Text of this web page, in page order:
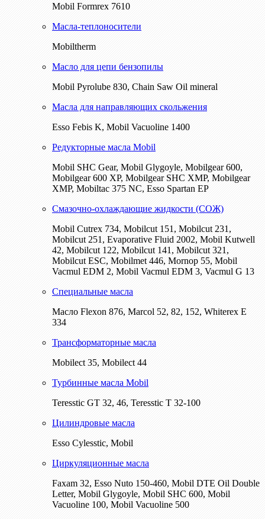
Mobil Formrex 7610
Масла-теплоносители
Mobiltherm
Масло для цепи бензопилы
Mobil Pyrolube 830, Chain Saw Oil mineral
Масла для направляющих скольжения
Esso Febis K, Mobil Vacuoline 1400
Редукторные масла Mobil
Mobil SHC Gear, Mobil Glygoyle, Mobilgear 600,
Mobilgear 600 XP, Mobilgear SHC XMP, Mobilgear
XМP, Mobiltac 375 NC, Esso Spartan EP
Смазочно-охлаждающие жидкости (СОЖ)
Mobil Cutrex 734, Mobilcut 151, Mobilcut 231,
Mobilcut 251, Evaporative Fluid 2002, Mobil Kutwell
42, Mobilcut 122, Mobilcut 141, Mobilcut 321,
Mobilcut ESC, Mobilmet 446, Mornop 55, Mobil
Vacmul EDM 2, Mobil Vacmul EDM 3, Vacmul G 13
Специальные масла
Масло Flexon 876, Marcol 52, 82, 152, Whiterex E
334
Трансформаторные масла
Mobilect 35, Mobilect 44
Турбинные масла Mobil
Teresstic GT 32, 46, Teresstic T 32-100
Цилиндровые масла
Esso Cylesstic, Mobil
Циркуляционные масла
Faxam 32, Esso Nuto 150-460, Mobil DTE Oil Double
Letter, Mobil Glygoyle, Mobil SHC 600, Mobil
Vacuoline 100, Mobil Vacuoline 500